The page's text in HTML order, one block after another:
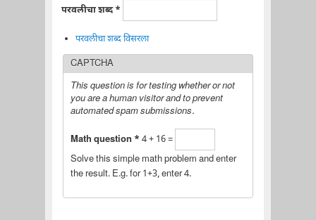
परवलीचा शब्द*
परवलीचा शब्द विसरला
CAPTCHA
This question is for testing whether or not
you are a human visitor and to prevent
automated spam submissions.
Math question * 4 + 16 =
Solve this simple math problem and enter
the result. E.g. for 1+3, enter 4.